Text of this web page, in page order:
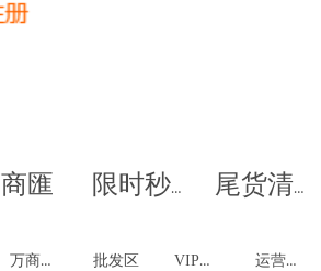
匯 限时秒杀 尾货清仓
万商优品 批发区 VIP福利 运营联创
加你的文字并编辑它，非常容易。-双
添加你的文字并编辑它，非常容易。-双